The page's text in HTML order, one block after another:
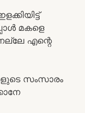
മകളെ
എന്റെ
സംസാരം